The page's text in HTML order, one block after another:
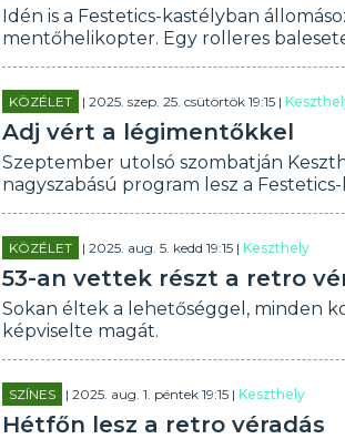
Idén is a Festetics-kastélyban
mentőhelikopter. Egy rolleres
KÖZÉLET | 2025. szep. 25. csütörtök 19:15 |
Adj vért a légimentőkkel
Szeptember utolsó szombatján
nagyszabású program lesz a
KÖZÉLET | 2025. aug. 5. kedd 19:15 |Keszthely
53-an vettek részt a retro
Sokan éltek a lehetőséggel, minden
képviselte magát.
SZÍNES | 2025. aug. 1. péntek 19:15 |Keszthely
Hétfőn lesz a retro véradás